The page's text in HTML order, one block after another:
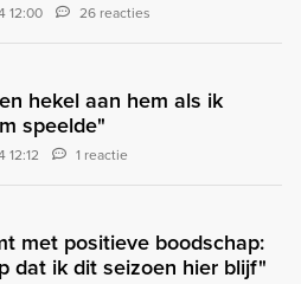
12:00 26 reacties
hekel aan hem als ik
speelde"
12:12 1 reactie
met positieve boodschap:
dat ik dit seizoen hier blijf"